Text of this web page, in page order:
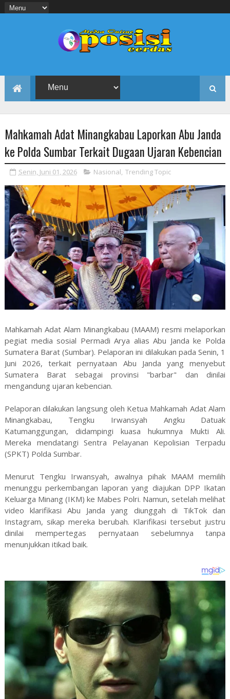
Mahkamah Adat Minangkabau Laporkan Abu Janda
ke Polda Sumbar Terkait Dugaan Ujaran Kebencian
Senin, Juni 01, 2026 Nasional, Trending Topic
Mahkamah Adat Alam Minangkabau (MAAM) resmi melaporkan
pegiat media sosial Permadi Arya alias Abu Janda ke Polda
Sumatera Barat (Sumbar). Pelaporan ini dilakukan pada Senin, 1
Juni 2026, terkait pernyataan Abu Janda yang menyebut
Sumatera Barat sebagai provinsi "barbar" dan dinilai
mengandung ujaran kebencian.
Pelaporan dilakukan langsung oleh Ketua Mahkamah Adat Alam
Minangkabau, Tengku Irwansyah Angku Datuak
Katumanggungan, didampingi kuasa hukumnya Mukti Ali.
Mereka mendatangi Sentra Pelayanan Kepolisian Terpadu
(SPKT) Polda Sumbar.
Menurut Tengku Irwansyah, awalnya pihak MAAM memilih
menunggu perkembangan laporan yang diajukan DPP Ikatan
Keluarga Minang (IKM) ke Mabes Polri. Namun, setelah melihat
video klarifikasi Abu Janda yang diunggah di TikTok dan
Instagram, sikap mereka berubah. Klarifikasi tersebut justru
dinilai mempertegas pernyataan sebelumnya tanpa
menunjukkan itikad baik.